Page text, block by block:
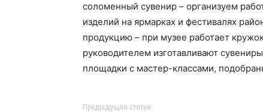
соломенный сувенир – организуем
изделий на ярмарках и фестивалях
продукцию – при музее работает
руководителем изготавливают
площадки с мастер-классами,
Предыдущая статья